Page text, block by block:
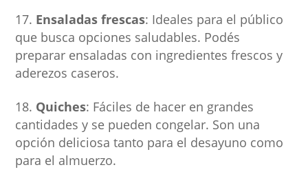
Ensaladas frescas: Ideales para el público
que busca opciones saludables. Podés
preparar ensaladas con ingredientes frescos y
aderezos caseros.
Quiches: Fáciles de hacer en grandes
cantidades y se pueden congelar. Son una
opción deliciosa tanto para el desayuno como
para el almuerzo.